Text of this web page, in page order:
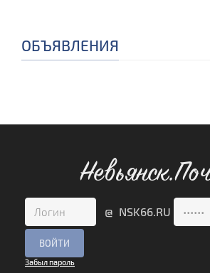
ОБЪЯВЛЕНИЯ
@ NSK66.RU
Забыл пароль